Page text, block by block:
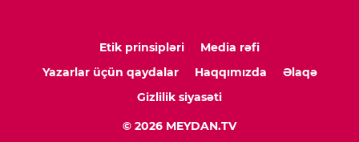
Etik prinsipləri
Media rəfi
Yazarlar üçün qaydalar
Haqqımızda
Əlaqə
Gizlilik siyasəti
© 2026 MEYDAN.TV